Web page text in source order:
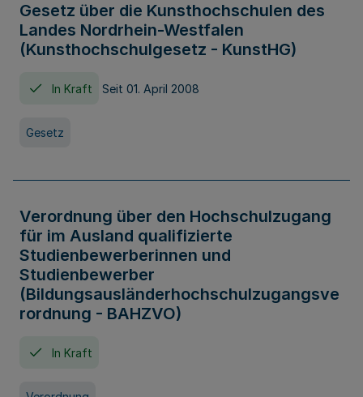
Gesetz über die Kunsthochschulen des
Landes Nordrhein-Westfalen
(Kunsthochschulgesetz - KunstHG)
In Kraft Seit 01. April 2008
Gesetz
Verordnung über den Hochschulzugang
für im Ausland qualifizierte
Studienbewerberinnen und
Studienbewerber
(Bildungsausländerhochschulzugangsve
rordnung - BAHZVO)
In Kraft